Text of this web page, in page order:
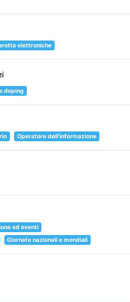
elettroniche
doping
Operatore dell'informazione
ed eventi
Giornate nazionali e mondiali